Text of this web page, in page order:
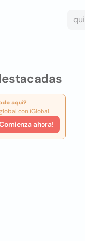
aquí?
con iGlobal.
ahora!